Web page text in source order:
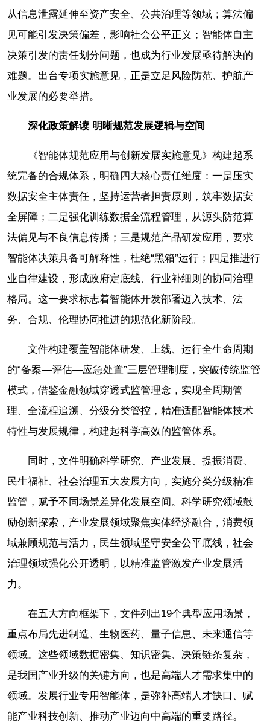
从信息泄露延伸至资产安全、公共治理等领域；算法偏
见可能引发决策偏差，影响社会公平正义；智能体自主
决策引发的责任划分问题，也成为行业发展亟待解决的
难题。出台专项实施意见，正是立足风险防范、护航产
业发展的必要举措。
深化政策解读 明晰规范发展逻辑与空间
《智能体规范应用与创新发展实施意见》构建起系
统完备的合规体系，明确四大核心责任维度：一是压实
数据安全主体责任，坚持运营者担责原则，筑牢数据安
全屏障；二是强化训练数据全流程管理，从源头防范算
法偏见与不良信息传播；三是规范产品研发应用，要求
智能体决策具备可解释性，杜绝“黑箱”运行；四是推进行
业自律建设，形成政府定底线、行业补细则的协同治理
格局。这一要求标志着智能体开发部署迈入技术、法
务、合规、伦理协同推进的规范化新阶段。
文件构建覆盖智能体研发、上线、运行全生命周期
的“备案—评估—应急处置”三层管理制度，突破传统监管
模式，借鉴金融领域穿透式监管理念，实现全周期管
理、全流程追溯、分级分类管控，精准适配智能体技术
特性与发展规律，构建起科学高效的监管体系。
同时，文件明确科学研究、产业发展、提振消费、
民生福祉、社会治理五大发展方向，实施分类分级精准
监管，赋予不同场景差异化发展空间。科学研究领域鼓
励创新探索，产业发展领域聚焦实体经济融合，消费领
域兼顾规范与活力，民生领域坚守安全公平底线，社会
治理领域强化公开透明，以精准监管激发产业发展活
力。
在五大方向框架下，文件列出19个典型应用场景，
重点布局先进制造、生物医药、量子信息、未来通信等
领域。这些领域数据密集、知识密集、决策链条复杂，
是我国产业升级的关键方向，也是高端人才需求集中的
领域。发展行业专用智能体，是弥补高端人才缺口、赋
能产业科技创新、推动产业迈向中高端的重要路径。